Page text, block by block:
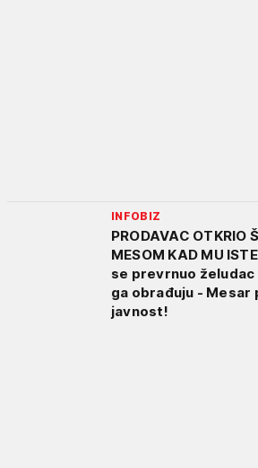
INFOBIZ
PRODAVAC OTKRIO
MESOM KAD MU
se prevrnuo želudac
ga obrađuju -
javnost!